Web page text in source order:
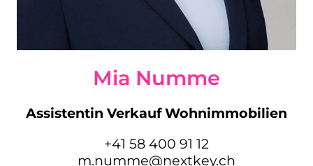
Mia Numme
Assistentin Verkauf Wohnimmobilien
+41 58 400 91 12
m.numme@nextkey.ch